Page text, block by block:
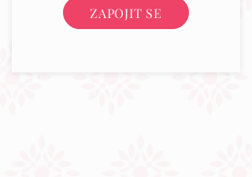
ZAPOJIT SE